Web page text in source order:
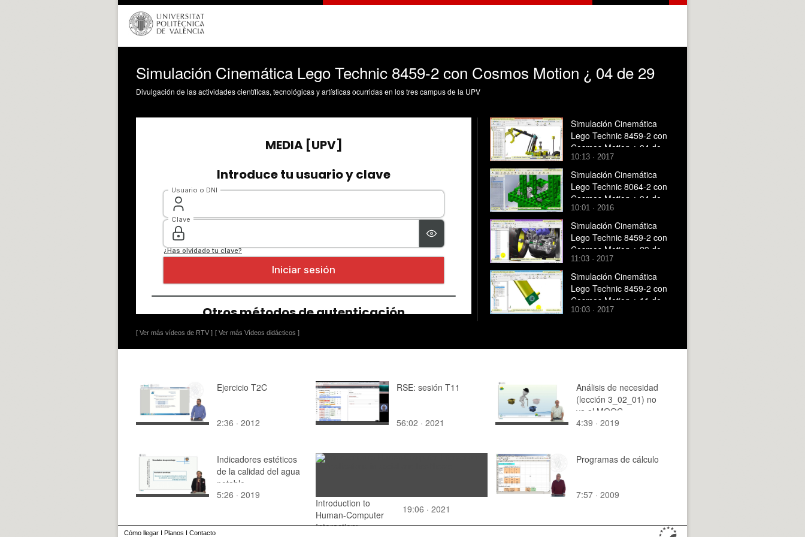
Simulación Cinemática Lego Technic 8459-2 con Cosmos Motion ¿ 04 de 29
Divulgación de las actividades científicas, tecnológicas y artísticas ocurridas en los tres campus de la UPV
[ Ver más vídeos de RTV ] [ Ver más Vídeos didácticos ]
Simulación Cinemática
Lego Technic 8459-2 con
Cosmos Motion ¿ 04 de
29
10:13 · 2017
Simulación Cinemática
Lego Technic 8064-2 con
Cosmos Motion ¿ 04 de
11 - no audio
10:01 · 2016
Simulación Cinemática
Lego Technic 8459-2 con
Cosmos Motion ¿ 29 de
29
11:03 · 2017
Simulación Cinemática
Lego Technic 8459-2 con
Cosmos Motion ¿ 11 de
29
10:03 · 2017
Ejercicio T2C
2:36 · 2012
RSE: sesión T11
56:02 · 2021
Análisis de necesidad
(lección 3_02_01) no
va al MOOC
4:39 · 2019
Indicadores estéticos
de la calidad del agua
potable
5:26 · 2019
Introduction to
Human-Computer
Interaction:
19:06 · 2021
Programas de cálculo
7:57 · 2009
Cómo llegar I Planos I Contacto